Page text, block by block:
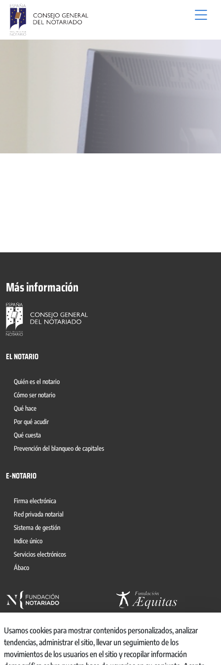
Saltar al contenido principal
Más información
EL NOTARIO
Quién es el notario
Cómo ser notario
Qué hace
Por qué acudir
Qué cuesta
Prevención del blanqueo de capitales
E-NOTARIO
Firma electrónica
Red privada notarial
Sistema de gestión
Indice único
Servicios electrónicos
Ábaco
© 2026, CONSEJO GENERAL DEL NOTARIO
Usamos cookies para mostrar contenidos personalizados, analizar
tendencias, administrar el sitio, llevar un seguimiento de los
movimientos de los usuarios en el sitio y recopilar información